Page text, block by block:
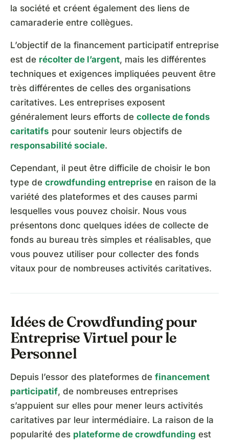
la société et créent également des liens de
camaraderie entre collègues.
L’objectif de la financement participatif entreprise
est de récolter de l’argent, mais les différentes
techniques et exigences impliquées peuvent être
très différentes de celles des organisations
caritatives. Les entreprises exposent
généralement leurs efforts de collecte de fonds
caritatifs pour soutenir leurs objectifs de
responsabilité sociale.
Cependant, il peut être difficile de choisir le bon
type de crowdfunding entreprise en raison de la
variété des plateformes et des causes parmi
lesquelles vous pouvez choisir. Nous vous
présentons donc quelques idées de collecte de
fonds au bureau très simples et réalisables, que
vous pouvez utiliser pour collecter des fonds
vitaux pour de nombreuses activités caritatives.
Idées de Crowdfunding pour
Entreprise Virtuel pour le
Personnel
Depuis l’essor des plateformes de financement
participatif, de nombreuses entreprises
s’appuient sur elles pour mener leurs activités
caritatives par leur intermédiaire. La raison de la
popularité des plateforme de crowdfunding est